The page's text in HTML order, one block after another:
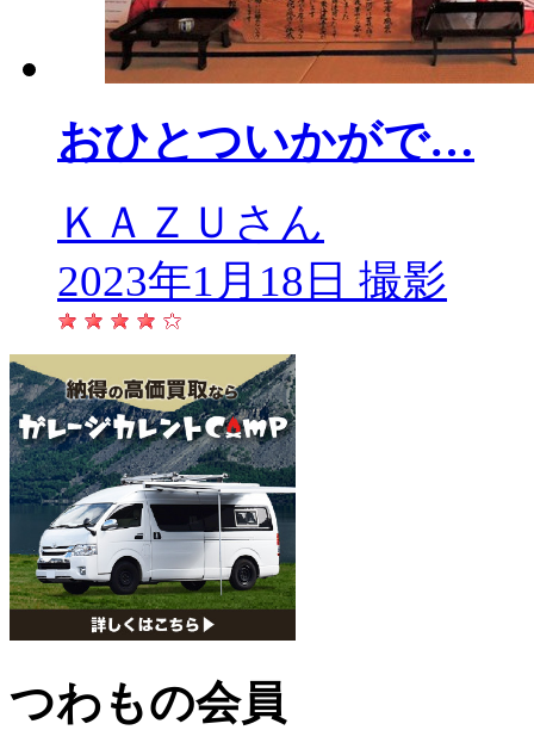
おひとついかがで…
ＫＡＺＵさん
2023年1月18日 撮影
つわもの会員